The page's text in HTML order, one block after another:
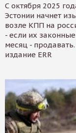
С октября 2025
Эстонии начнет
возле КПП на
- если их
месяц -
издание ERR